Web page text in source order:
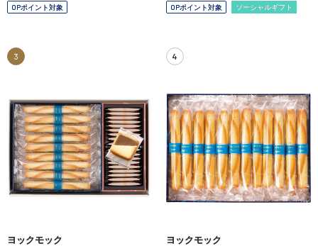
OPポイント対象 OPポイント対象 ソーシャルギフト
3
ヨックモック
4
ヨックモック